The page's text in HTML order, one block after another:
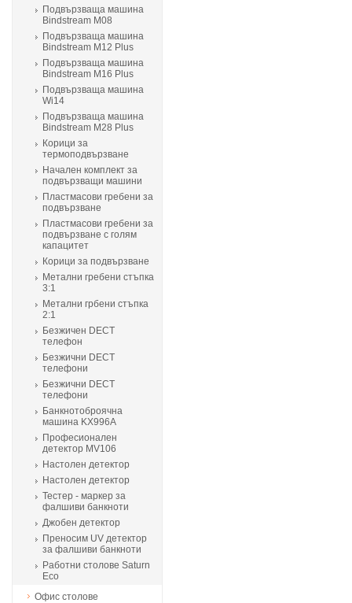
Подвързваща машина
Bindstream M08
Подвързваща машина
Bindstream M12 Plus
Подвързваща машина
Bindstream M16 Plus
Подвързваща машина
Wi14
Подвързваща машина
Bindstream M28 Plus
Корици за
термоподвързване
Начален комплект за
подвързващи машини
Пластмасови гребени за
подвързване
Пластмасови гребени за
подвързване с голям
капацитет
Корици за подвързване
Метални гребени стъпка
3:1
Метални грбени стъпка
2:1
Безжичен DECT
телефон
Безжични DECT
телефони
Безжични DECT
телефони
Банкнотоброячна
машина KX996A
Професионален
детектор MV106
Настолен детектор
Настолен детектор
Тестер - маркер за
фалшиви банкноти
Джобен детектор
Преносим UV детектор
за фалшиви банкноти
Работни столове Saturn
Eco
Офис столове